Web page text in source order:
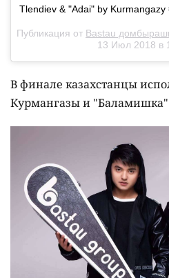
Tlendiev & "Adai" by
Публикация от Bastau
13 Июл 2018 в
В финале казахстанцы
Курмангазы и